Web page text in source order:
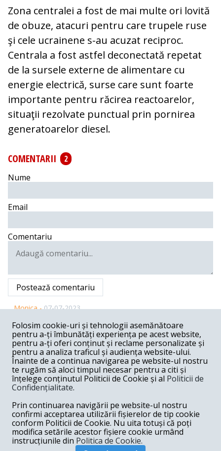
Zona centralei a fost de mai multe ori lovită
de obuze, atacuri pentru care trupele ruse
şi cele ucrainene s-au acuzat reciproc.
Centrala a fost astfel deconectată repetat
de la sursele externe de alimentare cu
energie electrică, surse care sunt foarte
importante pentru răcirea reactoarelor,
situaţii rezolvate punctual prin pornirea
generatoarelor diesel.
COMENTARII
2
Nume
Email
Comentariu
Postează comentariu
Monica -07-07-2023
Ucraina a pierdut razboiul si ca reactie , practic,
ameninta lumea cu un accident nuclear, chipurile planiuit
de Putin. Armele de fabricatie SUA au ajuns in toata
lumea traficate de ucraineni. Trebuiau sa-si vada
interesele: gaze si petrol ieftin, nu curcubeu pe bat! Chiar
si o pace cu pierderi e mai buna decat razboiul acesta pe
care-l cultiva cu osardie nato si biden ale carui ite de
coruptie sunt chiar in inima Ucrainei.
Ion -07-05-2023
Cum asa, din toate statele lumii doar criminalul Putin
acuza Ucraina de atacuri asupra centralei Zaporojie...
Folosim cookie-uri și tehnologii asemănătoare
pentru a-ți îmbunătăți experiența pe acest website,
pentru a-ți oferi conținut și reclame personalizate și
pentru a analiza traficul și audiența website-ului.
Înainte de a continua navigarea pe website-ul nostru
te rugăm să aloci timpul necesar pentru a citi și
înțelege conținutul Politicii de Cookie și al Politicii de
Confidențialitate.
Prin continuarea navigării pe website-ul nostru
confirmi acceptarea utilizării fișierelor de tip cookie
conform Politicii de Cookie. Nu uita totuși că poți
modifica setările acestor fișiere cookie urmând
instrucțiunile din Politica de Cookie.